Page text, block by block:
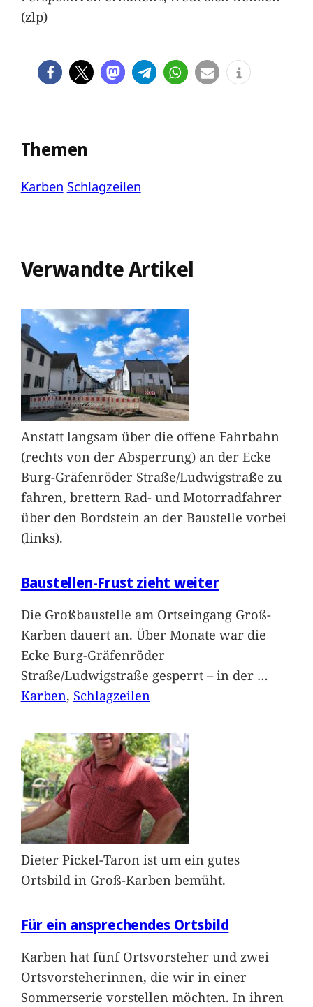
(zlp)
Themen
Karben Schlagzeilen
Verwandte Artikel
Anstatt langsam über die offene Fahrbahn
(rechts von der Absperrung) an der Ecke
Burg-Gräfenröder Straße/Ludwigstraße zu
fahren, brettern Rad- und Motorradfahrer
über den Bordstein an der Baustelle vorbei
(links).
Baustellen-Frust zieht weiter
Die Großbaustelle am Ortseingang Groß-
Karben dauert an. Über Monate war die
Ecke Burg-Gräfenröder
Straße/Ludwigstraße gesperrt – in der …
Karben, Schlagzeilen
Dieter Pickel-Taron ist um ein gutes
Ortsbild in Groß-Karben bemüht.
Für ein ansprechendes Ortsbild
Karben hat fünf Ortsvorsteher und zwei
Ortsvorsteherinnen, die wir in einer
Sommerserie vorstellen möchten. In ihren